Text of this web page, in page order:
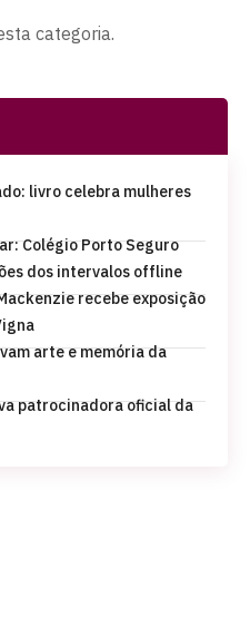
categoria.
livro celebra mulheres
Colégio Porto Seguro
dos intervalos offline
recebe exposição
arte e memória da
patrocinadora oficial da